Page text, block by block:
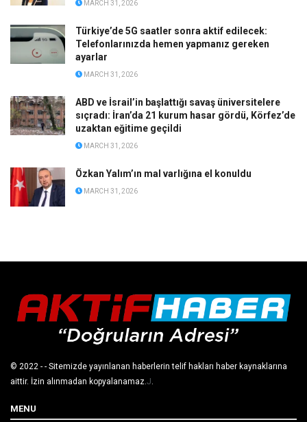
MARCH 31, 2026
Türkiye’de 5G saatler sonra aktif edilecek:
Telefonlarınızda hemen yapmanız gereken
ayarlar
MARCH 31, 2026
ABD ve İsrail’in başlattığı savaş üniversitelere
sıçradı: İran’da 21 kurum hasar gördü, Körfez’de
uzaktan eğitime geçildi
MARCH 31, 2026
Özkan Yalım’ın mal varlığına el konuldu
MARCH 31, 2026
© 2022 - - Sitemizde yayınlanan haberlerin telif hakları haber kaynaklarına
aittir. İzin alınmadan kopyalanamaz. J
MENU